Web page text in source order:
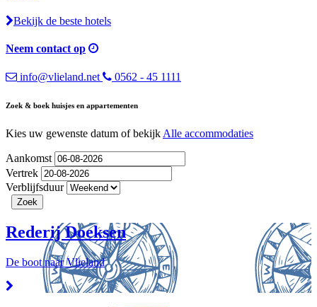
Bekijk de beste hotels
Neem contact op
info@vlieland.net 0562 - 45 1111
Zoek & boek huisjes en appartementen
Kies uw gewenste datum of bekijk Alle accommodaties
Aankomst
Vertrek
Verblijfsduur
Rederij Doeksen
De boot naar Vlieland